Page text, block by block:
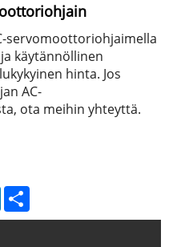
servomoottoriohjaimella
käytännöllinen
hinta. Jos
AC-
ota meihin yhteyttä.
LinkedIn